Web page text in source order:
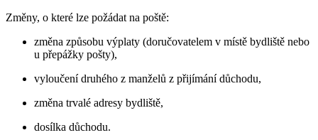
Změny, o které lze požádat na poště:
změna způsobu výplaty (doručovatelem v místě bydliště nebo
u přepážky pošty),
vyloučení druhého z manželů z přijímání důchodu,
změna trvalé adresy bydliště,
dosílka důchodu.